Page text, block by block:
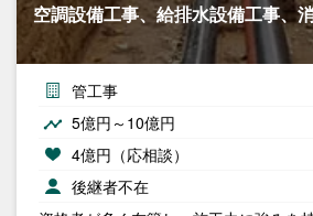
空調設備工事、給排水設備工事、
管工事
5億円～10億円
4億円（応相談）
後継者不在